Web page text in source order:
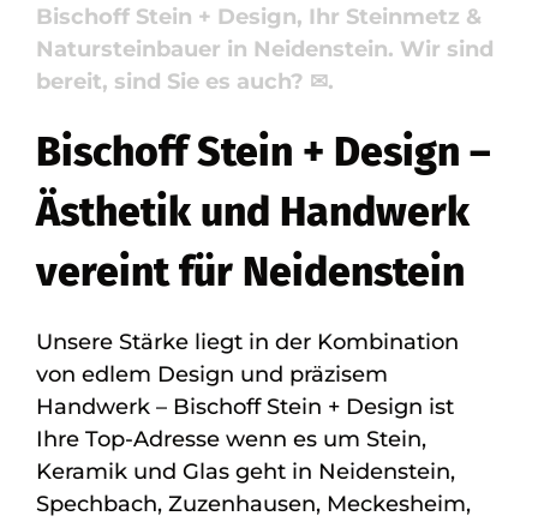
Bischoff Stein + Design, Ihr Steinmetz &
Natursteinbauer in Neidenstein. Wir sind
bereit, sind Sie es auch? ✉.
Bischoff Stein + Design –
Ästhetik und Handwerk
vereint für Neidenstein
Unsere Stärke liegt in der Kombination
von edlem Design und präzisem
Handwerk – Bischoff Stein + Design ist
Ihre Top-Adresse wenn es um Stein,
Keramik und Glas geht in Neidenstein,
Spechbach, Zuzenhausen, Meckesheim,